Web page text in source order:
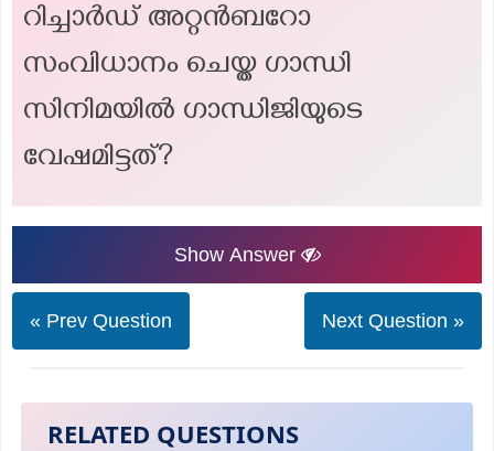
റിച്ചാർഡ് അറ്റൻബറോ
സംവിധാനം ചെയ്ത ഗാന്ധി
സിനിമയിൽ ഗാന്ധിജിയുടെ
വേഷമിട്ടത്?
Show Answer
« Prev Question Next Question »
RELATED QUESTIONS